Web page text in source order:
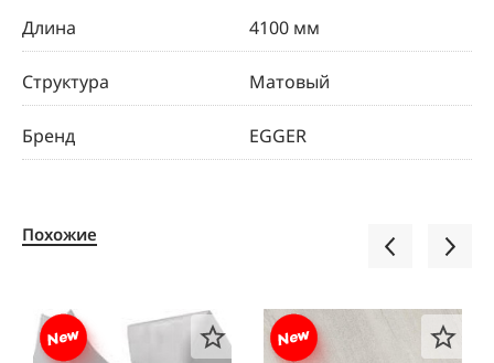
Длина 4100 мм
Структура Матовый
Бренд EGGER
Похожие